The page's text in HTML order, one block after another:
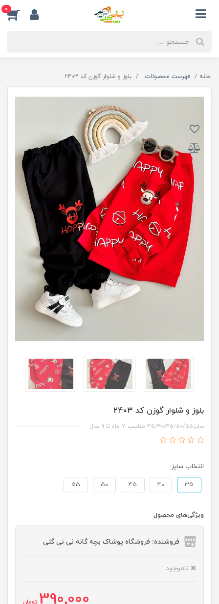
0
خانه فهرست محصولات بلوز و شلوار گوزن کد ۲۴۰۳
بلوز و شلوار گوزن کد ۲۴۰۳
سایز۳۵/۴۰/۴۵/۵۰/۵۵ مناسب ۷ ماه تا ۹ سال
انتخاب سایز:
35
40
45
50
55
ویژگی‌های محصول
فروشنده: فروشگاه پوشاک بچه گانه نی نی گلی
ناموجود
تومان